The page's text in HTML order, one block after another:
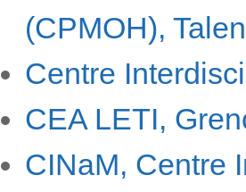
(CPMOH),
Centre
CEA LETI,
CINaM, Centre